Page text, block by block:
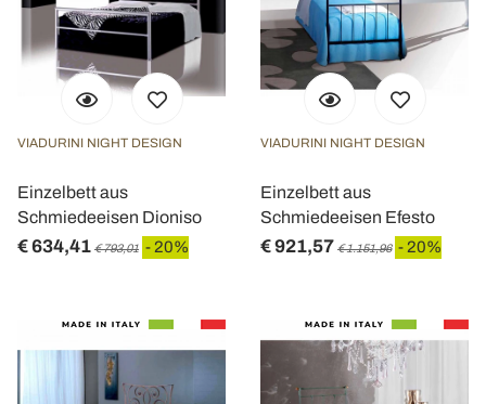
VIADURINI NIGHT DESIGN
Einzelbett aus
Schmiedeeisen Dioniso
€ 634,41 € 793,01 - 20%
VIADURINI NIGHT DESIGN
Einzelbett aus
Schmiedeeisen Efesto
€ 921,57 € 1.151,96 - 20%